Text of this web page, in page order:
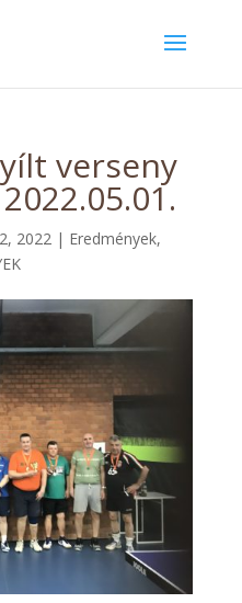
verseny
2022| Eredmények,